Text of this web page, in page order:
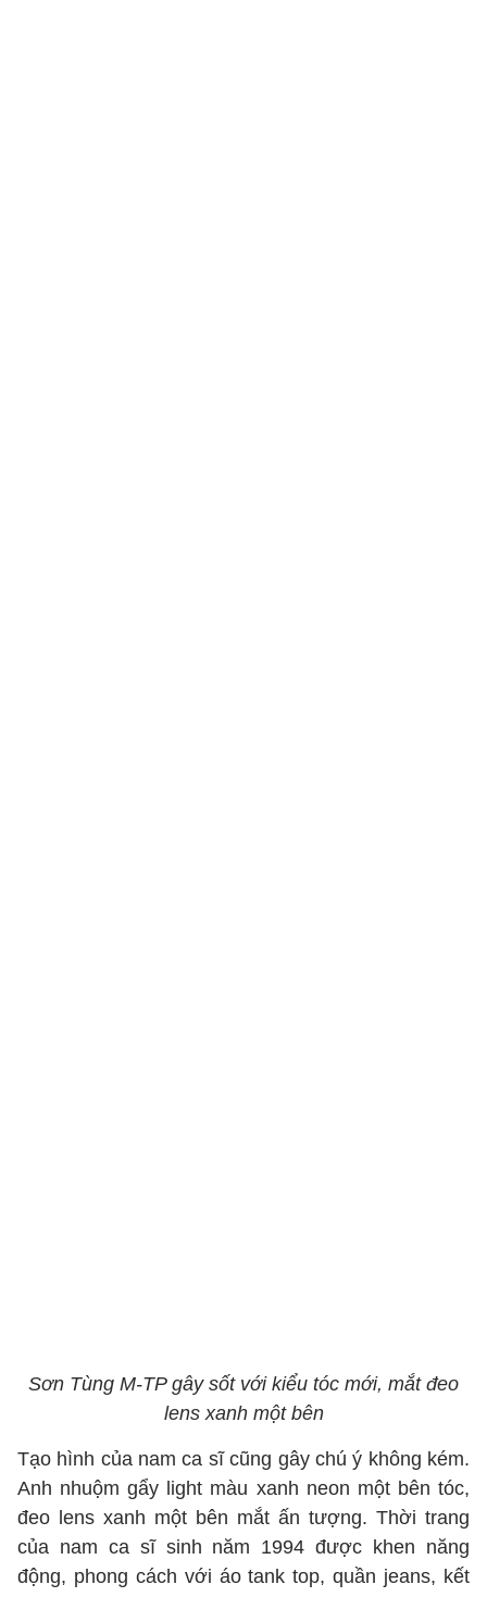
Sơn Tùng M-TP gây sốt với kiểu tóc mới, mắt đeo
lens xanh một bên
Tạo hình của nam ca sĩ cũng gây chú ý không kém.
Anh nhuộm gẩy light màu xanh neon một bên tóc,
đeo lens xanh một bên mắt ấn tượng. Thời trang
của nam ca sĩ sinh năm 1994 được khen năng
động, phong cách với áo tank top, quần jeans, kết